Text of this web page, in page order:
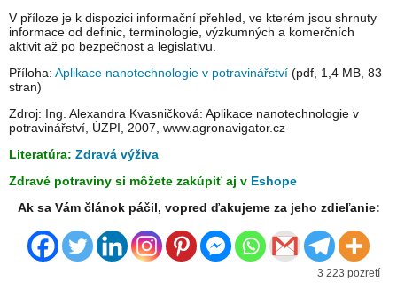
V příloze je k dispozici informační přehled, ve kterém jsou shrnuty
informace od definic, terminologie, výzkumných a komerčních
aktivit až po bezpečnost a legislativu.
Příloha: Aplikace nanotechnologie v potravinářství (pdf, 1,4 MB, 83
stran)
Zdroj: Ing. Alexandra Kvasničková: Aplikace nanotechnologie v
potravinářství, ÚZPI, 2007, www.agronavigator.cz
Literatúra: Zdravá výživa
Zdravé potraviny si môžete zakúpiť aj v Eshope
Ak sa Vám článok páčil, vopred ďakujeme za jeho zdieľanie:
3 223 pozretí